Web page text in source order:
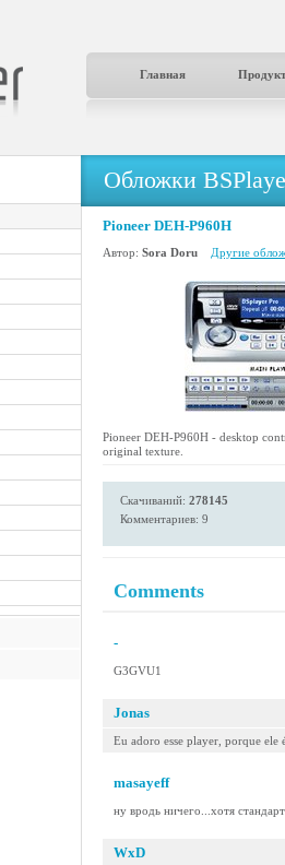
Главная
Обложки
Pioneer DEH-P960H
Автор: Sora Doru Другие
Pioneer DEH-P960H - desktop
original texture.
Скачиваний: 278145
Комментариев: 9
Comments
-
G3GVU1
Jonas
Eu adoro esse player, porque ele
masayeff
ну вродь ничего...хотя
WxD